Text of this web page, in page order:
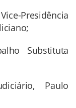
Presidência
Substituta
Paulo